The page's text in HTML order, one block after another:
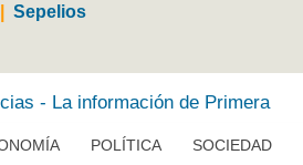
Sepelios
POLÍTICA SOCIEDAD